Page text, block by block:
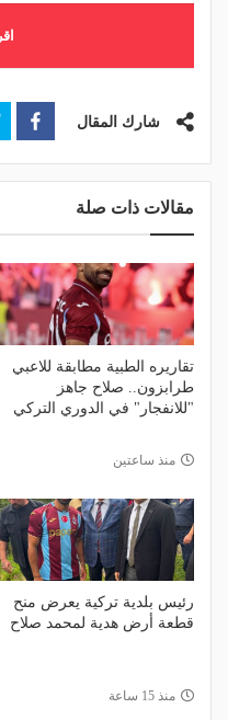
شارك المقال
مقالات ذات صلة
تقاريره الطبية مطابقة للاعبي
طرابزون.. صلاح جاهز
"للانفجار" في الدوري التركي
منذ ساعتين
رئيس بلدية تركية يعرض منح
قطعة أرض هدية لمحمد صلاح
منذ 15 ساعة